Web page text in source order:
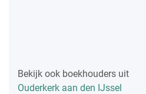
Bekijk ook boekhouders uit
Ouderkerk aan den IJssel